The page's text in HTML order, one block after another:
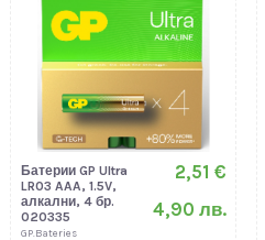
Батерии GP Ultra
LR03 AAA, 1.5V,
алкални, 4 бр.
020335
GP.Bateries
2,51 €
4,90 лв.